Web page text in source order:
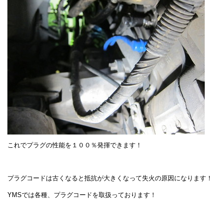
これでプラグの性能を１００％発揮できます！
プラグコードは古くなると抵抗が大きくなって失火の原因になります！
YMSでは各種、プラグコードを取扱っております！